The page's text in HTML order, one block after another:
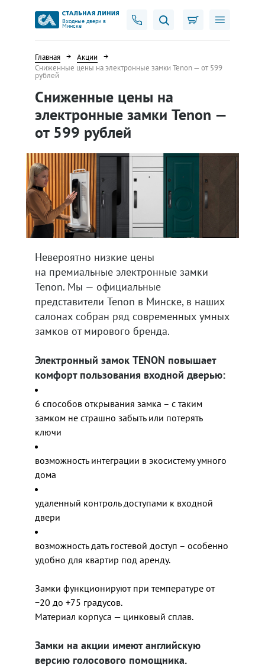
Входные двери в
Минске
Главная
Акции
Сниженные цены на электронные замки Tenon — от 599
рублей
Сниженные цены на
электронные замки Tenon —
от 599 рублей
Невероятно низкие цены
на премиальные электронные замки
Tenon. Мы — официальные
представители Tenon в Минске, в наших
салонах собран ряд современных умных
замков от мирового бренда.
Электронный замок TENON повышает
комфорт пользования входной дверью:
6 способов открывания замка – с таким
замком не страшно забыть или потерять
ключи
возможность интеграции в экосистему умного
дома
удаленный контроль доступами к входной
двери
возможность дать гостевой доступ – особенно
удобно для квартир под аренду.
Замки функционируют при температуре от
−20 до +75 градусов.
Материал корпуса — цинковый сплав.
Замки на акции имеют английскую
версию голосового помощника.